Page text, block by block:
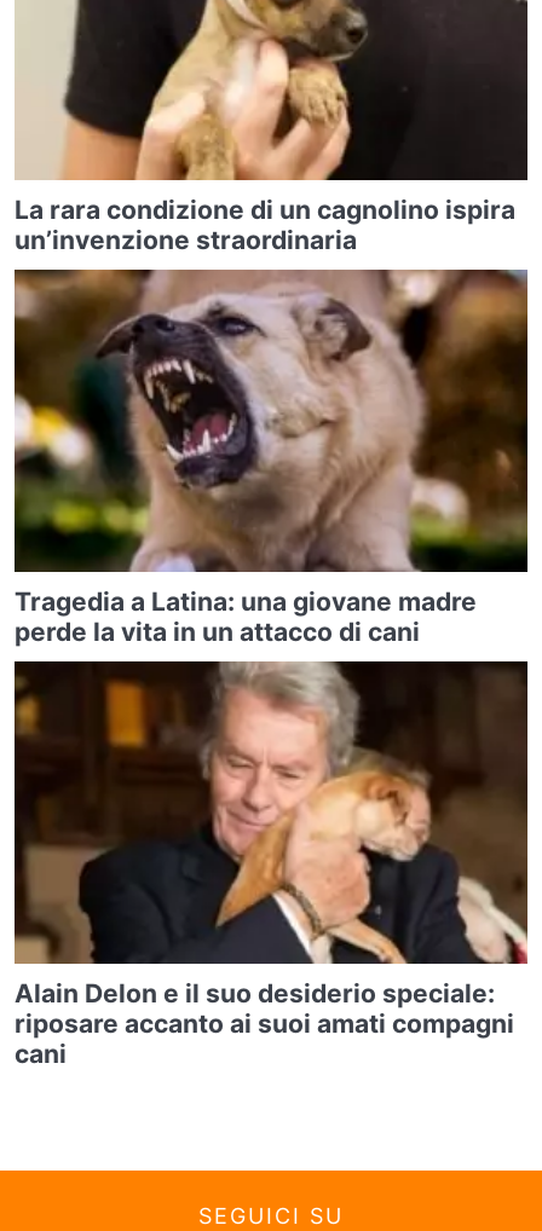
La rara condizione di un cagnolino ispira
un’invenzione straordinaria
Tragedia a Latina: una giovane madre
perde la vita in un attacco di cani
Alain Delon e il suo desiderio speciale:
riposare accanto ai suoi amati compagni
cani
SEGUICI SU